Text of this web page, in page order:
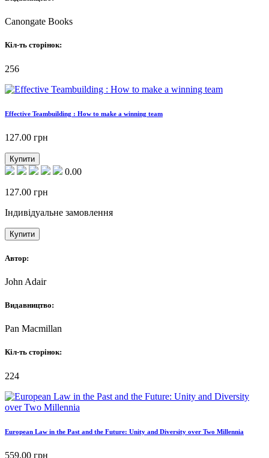
Canongate Books
Кіл-ть сторінок:
256
Effective Teambuilding : How to make a winning team
127.00 грн
Купити
0.00
127.00 грн
Індивідуальне замовлення
Купити
Автор:
John Adair
Видавництво:
Pan Macmillan
Кіл-ть сторінок:
224
European Law in the Past and the Future: Unity and Diversity over Two Millennia
559.00 грн